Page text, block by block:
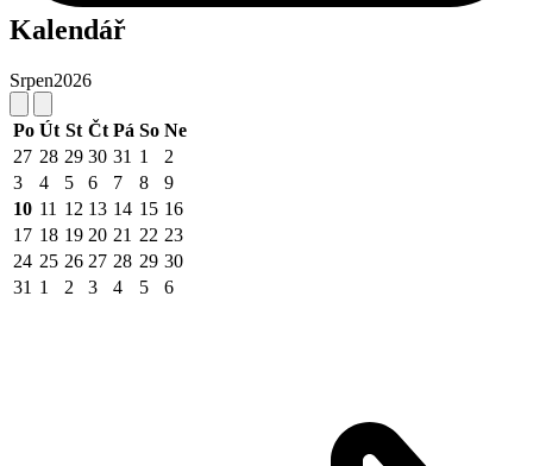
Kalendář
Srpen2026
Po Út St Čt Pá So Ne
27 28 29 30 31 1
2
3
4 5 6 7 8
9
10 11 12 13 14 15 16
17 18 19 20 21 22 23
24 25 26 27 28 29 30
31 1 2 3 4 5 6